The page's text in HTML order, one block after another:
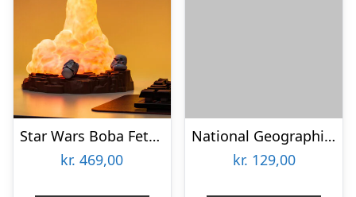
Star Wars Boba Fett Lampe
kr. 469,00
National Geographic Glow-In-The-Dark Crystal Lab
kr. 129,00